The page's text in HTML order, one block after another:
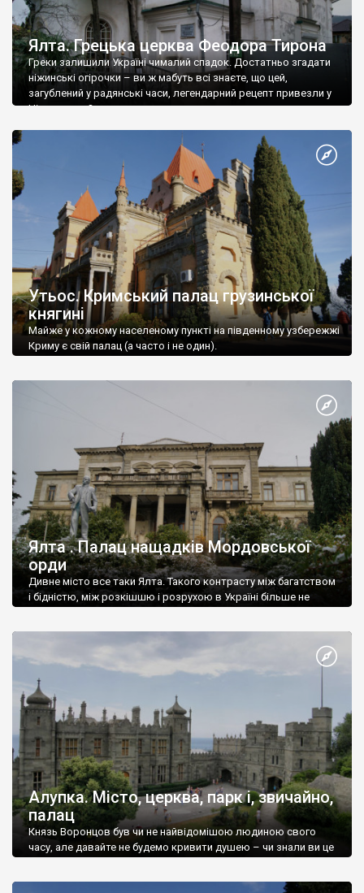
Ялта. Грецька церква Феодора Тирона
Греки залишили Україні чималий спадок. Достатньо згадати
ніжинські огірочки – ви ж мабуть всі знаєте, що цей,
загублений у радянські часи, легендарний рецепт привезли у
Ніжин греки?
Утьос. Кримський палац грузинської
княгині
Майже у кожному населеному пункті на південному узбережжі
Криму є свій палац (а часто і не один).
Ялта . Палац нащадків Мордовської
орди
Дивне місто все таки Ялта. Такого контрасту між багатством
і бідністю, між розкішшю і розрухою в Україні більше не
Алупка. Місто, церква, парк і, звичайно,
палац
Князь Воронцов був чи не найвідомішою людиною свого
часу, але давайте не будемо кривити душею – чи знали ви це